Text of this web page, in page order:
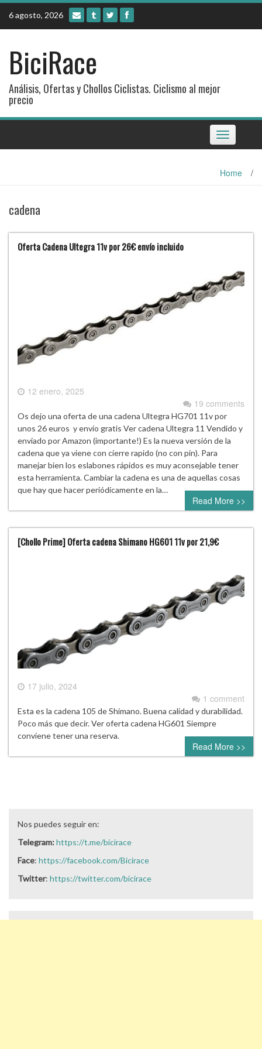
Skip
content
6 agosto, 2026
BiciRace
Análisis, Ofertas y Chollos Ciclistas. Ciclismo al mejor
precio
Toggle
navigation
Home /
cadena
Oferta Cadena Ultegra 11v por 26€ envío incluido
12 enero, 2025
19 comments
Os dejo una oferta de una cadena Ultegra HG701 11v por
unos 26 euros y envío gratis Ver cadena Ultegra 11 Vendido y
enviado por Amazon (importante!) Es la nueva versión de la
cadena que ya viene con cierre rapido (no con pin). Para
manejar bien los eslabones rápidos es muy aconsejable tener
esta herramienta. Cambiar la cadena es una de aquellas cosas
que hay que hacer periódicamente en la…
Read More >>
[Chollo Prime] Oferta cadena Shimano HG601 11v por 21,9€
17 julio, 2024
1 comment
Esta es la cadena 105 de Shimano. Buena calidad y durabilidad.
Poco más que decir. Ver oferta cadena HG601 Siempre
conviene tener una reserva.
Read More >>
Nos puedes seguir en:
Telegram:https://t.me/bicirace
Face: https://facebook.com/Bicirace
Twitter: https://twitter.com/bicirace